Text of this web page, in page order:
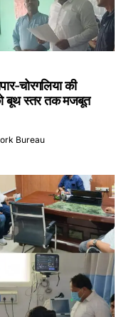
चोरगलिया की
बूथ स्तर तक मजबूत
Bureau